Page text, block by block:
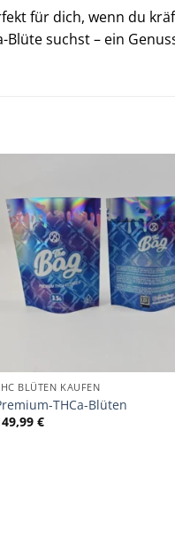
für dich, wenn du
suchst – ein
BLÜTEN KAUFEN
THCa-Blüten
€